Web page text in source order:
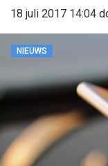
18 juli 2017 14:04
NIEUWS